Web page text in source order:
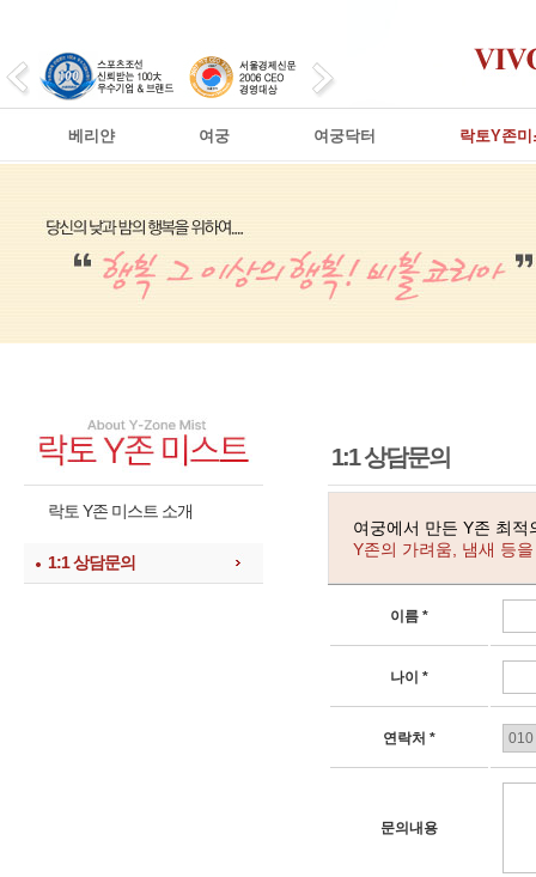
베리얀 여궁 여궁닥터 락토Y존미
락토 Y존 미스트 소개
1:1 상담문의
1:1 상담문의
여궁에서 만든 Y존 최
Y존의 가려움, 냄새 등
이름 *
나이 *
연락처 *
문의내용